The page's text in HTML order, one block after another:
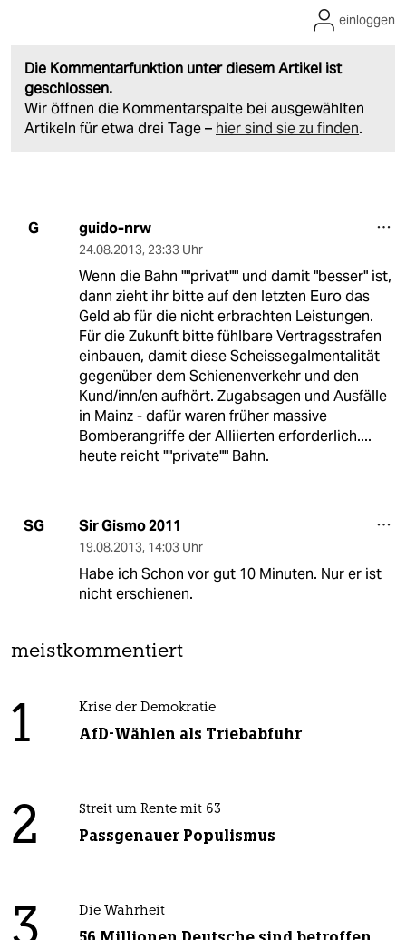
Die Kommentarfunktion unter diesem Artikel ist
geschlossen.
Wir öffnen die Kommentarspalte bei ausgewählten
Artikeln für etwa drei Tage – hier sind sie zu finden.
einloggen
G guido-nrw
24.08.2013, 23:33 Uhr
Wenn die Bahn ""privat"" und damit "besser" ist,
dann zieht ihr bitte auf den letzten Euro das
Geld ab für die nicht erbrachten Leistungen.
Für die Zukunft bitte fühlbare Vertragsstrafen
einbauen, damit diese Scheissegalmentalität
gegenüber dem Schienenverkehr und den
Kund/inn/en aufhört. Zugabsagen und Ausfälle
in Mainz - dafür waren früher massive
Bomberangriffe der Alliierten erforderlich....
heute reicht ""private"" Bahn.
SG Sir Gismo 2011
19.08.2013, 14:03 Uhr
Habe ich Schon vor gut 10 Minuten. Nur er ist
nicht erschienen.
meistkommentiert
1 Krise der Demokratie
AfD-Wählen als Triebabfuhr
2 Streit um Rente mit 63
Passgenauer Populismus
Die Wahrheit